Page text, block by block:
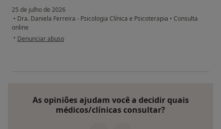
25 de julho de 2026
• Dra. Daniela Ferreira - Psicologia Clínica e Psicoterapia • Consulta
online
• na opinião do utilizador JM
Denunciar abuso
As opiniões ajudam você a decidir quais
médicos/clínicas consultar?